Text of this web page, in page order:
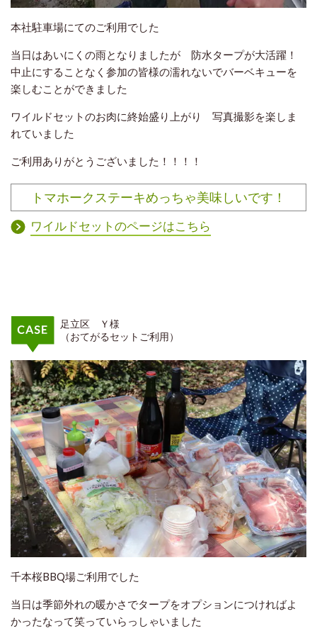
本社駐車場にてのご利用でした
当日はあいにくの雨となりましたが 防水タープが大活躍！
中止にすることなく参加の皆様の濡れないでバーベキューを
楽しむことができました
ワイルドセットのお肉に終始盛り上がり 写真撮影を楽しま
れていました
ご利用ありがとうございました！！！！
トマホークステーキめっちゃ美味しいです！
ワイルドセットのページはこちら
足立区 Ｙ様
（おてがるセットご利用）
千本桜BBQ場ご利用でした
当日は季節外れの暖かさでタープをオプションにつければよ
かったなって笑っていらっしゃいました